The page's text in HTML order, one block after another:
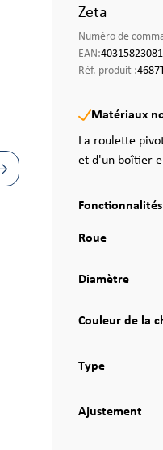
Zeta
Numéro de
EAN:
Réf. produit :
Matériaux
La roulette
et d'un boîtier
Fonctionnalités
Sélectionnez
Roue
Sélectionnez
Diamètre
Sélectionnez
Couleur de la
Sélectionnez
Type
Sélectionnez
Ajustement